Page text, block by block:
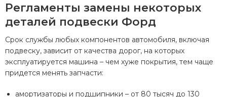
Регламенты замены некоторых
деталей подвески Форд
Срок службы любых компонентов автомобиля, включая
подвеску, зависит от качества дорог, на которых
эксплуатируется машина – чем хуже покрытия, тем чаще
придется менять запчасти:
амортизаторы и подшипники – от 80 тысяч до 130